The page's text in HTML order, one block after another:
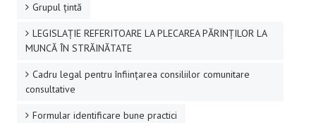
Grupul ţintă
LEGISLAȚIE REFERITOARE LA PLECAREA PĂRINȚILOR LA
MUNCĂ ÎN STRĂINĂTATE
Cadru legal pentru înființarea consiliilor comunitare
consultative
Formular identificare bune practici